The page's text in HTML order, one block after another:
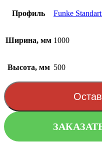
Профиль Funke
Ширина, мм 1000
Высота, мм 500